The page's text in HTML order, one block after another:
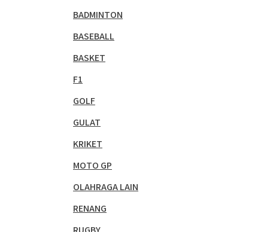
BADMINTON
BASEBALL
BASKET
F1
GOLF
GULAT
KRIKET
MOTO GP
OLAHRAGA LAIN
RENANG